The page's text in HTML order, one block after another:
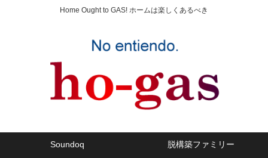
Home Ought to GAS! ホームは楽しくあるべき
Soundoq 脱構築ファミリー